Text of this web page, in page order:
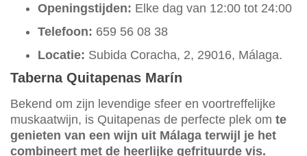
Openingstijden: Elke dag van 12:00 tot 24:00
Telefoon: 659 56 08 38
Locatie: Subida Coracha, 2, 29016, Málaga.
Taberna Quitapenas Marín
Bekend om zijn levendige sfeer en voortreffelijke
muskaatwijn, is Quitapenas de perfecte plek om te
genieten van een wijn uit Málaga terwijl je het
combineert met de heerlijke gefrituurde vis.